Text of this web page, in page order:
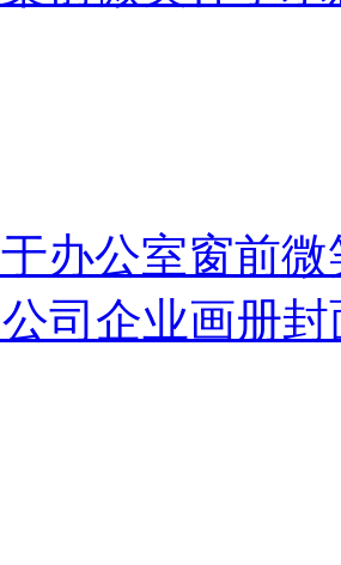
办公室窗前微
司企业画册封